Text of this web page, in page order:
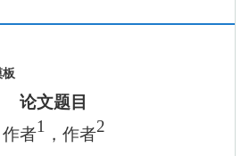
板
论文题目
作者1 ，作者2